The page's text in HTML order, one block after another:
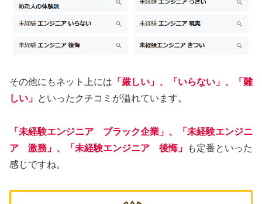
その他にもネット上には 「厳しい」、「いらない」、「難
しい」 といったクチコミが溢れています。
「未経験エンジニア ブラック企業」、「未経験エンジニ
ア 激務」、「未経験エンジニア 後悔」
も定番といった
感じですね。